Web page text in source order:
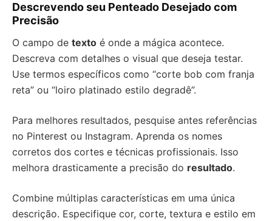
Descrevendo seu Penteado Desejado com
Precisão
O campo de texto é onde a mágica acontece.
Descreva com detalhes o visual que deseja testar.
Use termos específicos como “corte bob com franja
reta” ou “loiro platinado estilo degradê”.
Para melhores resultados, pesquise antes referências
no Pinterest ou Instagram. Aprenda os nomes
corretos dos cortes e técnicas profissionais. Isso
melhora drasticamente a precisão do resultado.
Combine múltiplas características em uma única
descrição. Especifique cor, corte, textura e estilo em